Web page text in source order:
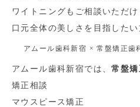
ワイトニングもご相談いただけ
口元全体の美しさを目指したい
アムール歯科新宿 × 常盤矯正歯
アムール歯科新宿では、常盤矯
矯正相談
マウスピース矯正